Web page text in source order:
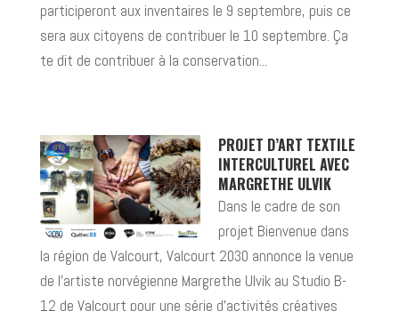
participeront aux inventaires le 9 septembre, puis ce
sera aux citoyens de contribuer le 10 septembre. Ça
te dit de contribuer à la conservation...
PROJET D’ART TEXTILE
INTERCULTUREL AVEC
MARGRETHE ULVIK
Dans le cadre de son
projet Bienvenue dans
la région de Valcourt, Valcourt 2030 annonce la venue
de l’artiste norvégienne Margrethe Ulvik au Studio B-
12 de Valcourt pour une série d’activités créatives